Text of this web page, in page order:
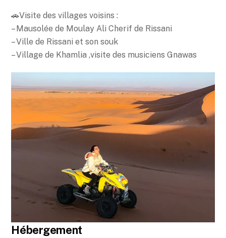
🚗Visite des villages voisins :
– Mausolée de Moulay Ali Cherif de Rissani
– Ville de Rissani et son souk
– Village de Khamlia ,visite des musiciens Gnawas
Hébergement